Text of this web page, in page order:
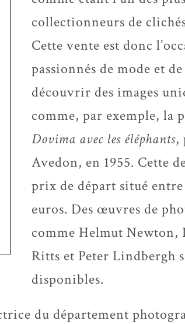
collectionneurs de
Cette vente est donc
passionnés de mode et
découvrir des images
comme, par exemple, la
Dovima avec les éléphants,
Avedon, en 1955. Cette
prix de départ situé
euros. Des œuvres de
comme Helmut
Ritts et Peter Lindbergh
disponibles.
du département